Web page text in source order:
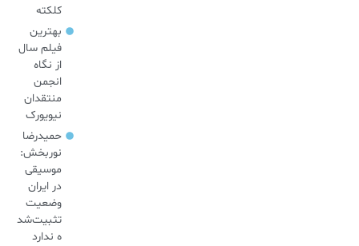
کلکته
بهترین
فیلم سال
از نگاه
انجمن
منتقدان
نیویورک
حمیدرضا
نوربخش:
موسیقی
در ایران
وضعیت
تثبیت‌شد
ه ندارد